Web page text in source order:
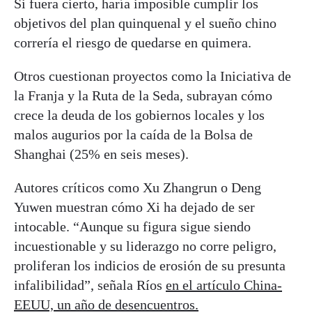
Si fuera cierto, haría imposible cumplir los
objetivos del plan quinquenal y el sueño chino
correría el riesgo de quedarse en quimera.
Otros cuestionan proyectos como la Iniciativa de
la Franja y la Ruta de la Seda, subrayan cómo
crece la deuda de los gobiernos locales y los
malos augurios por la caída de la Bolsa de
Shanghai (25% en seis meses).
Autores críticos como Xu Zhangrun o Deng
Yuwen muestran cómo Xi ha dejado de ser
intocable. “Aunque su figura sigue siendo
incuestionable y su liderazgo no corre peligro,
proliferan los indicios de erosión de su presunta
infalibilidad”, señala Ríos en el artículo China-
EEUU, un año de desencuentros.